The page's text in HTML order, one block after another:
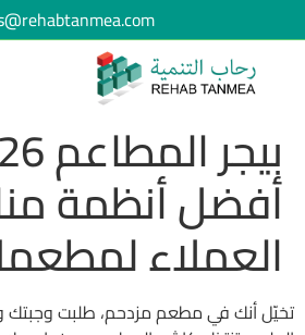
أفضل أنظمة
العملاء
تخيّل أنك في مطعم مزدحم، طلبت